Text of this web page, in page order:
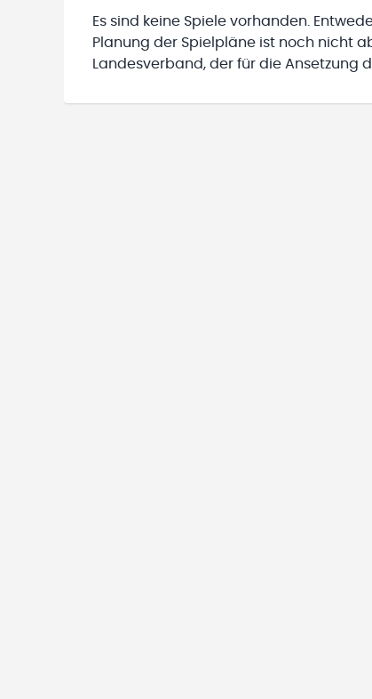
Es sind keine Spiele vorhanden.
Planung der Spielpläne ist noch nicht
Landesverband, der für die Ansetzung